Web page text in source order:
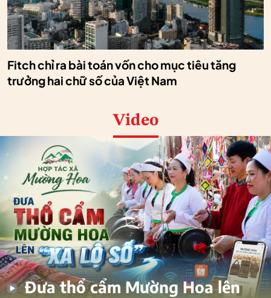
Fitch chỉ ra bài toán vốn cho mục tiêu tăng
trưởng hai chữ số của Việt Nam
Video
Đưa thổ cẩm Mường Hoa lên